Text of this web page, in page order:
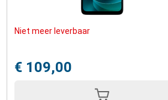
Niet meer leverbaar
€ 109,00